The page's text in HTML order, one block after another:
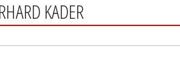
KADER